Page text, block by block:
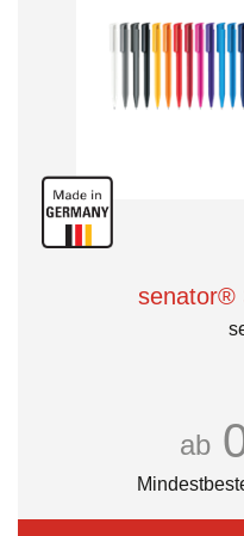
senator®
ab